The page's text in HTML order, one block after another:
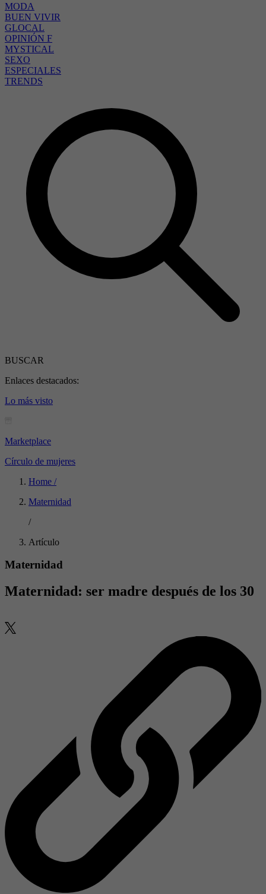
MODA
BUEN VIVIR
GLOCAL
OPINIÓN F
MYSTICAL
SEXO
ESPECIALES
TRENDS
BUSCAR
Enlaces destacados:
Lo más visto
Marketplace
Círculo de mujeres
Home /
Maternidad
/
Artículo
Maternidad
Maternidad: ser madre después de los 30